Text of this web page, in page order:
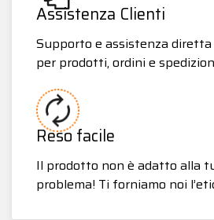
Assistenza Clienti
Supporto e assistenza
per prodotti, ordini e
Reso facile
Il prodotto non è adatto alla
problema! Ti forniamo noi